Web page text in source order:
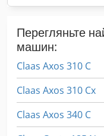
Перегляньте
машин:
Claas Axos 310 C
Claas Axos 310 Cx
Claas Axos 340 C